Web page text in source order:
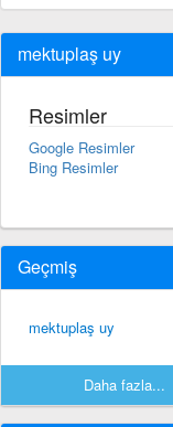
mektuplaş uy
Resimler
Google Resimler
Bing Resimler
Geçmiş
mektuplaş uy
Daha fazla...